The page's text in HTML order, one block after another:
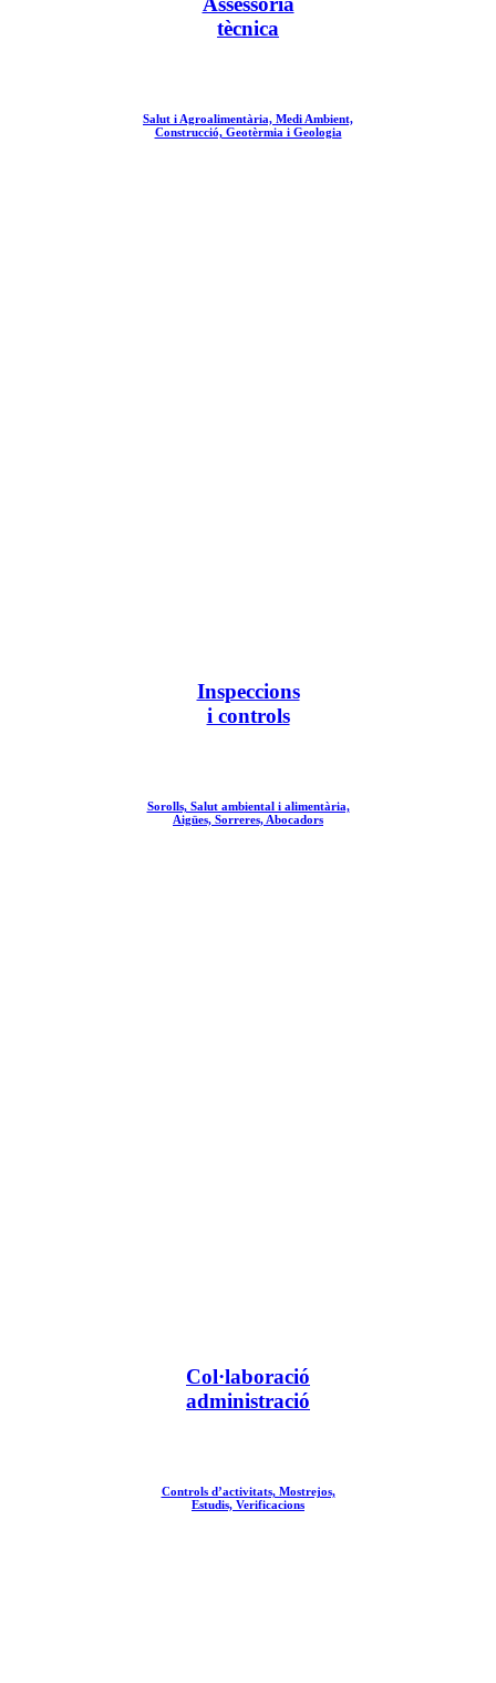
tècnica
Salut i Agroalimentària, Medi Ambient,
Construcció, Geotèrmia i Geologia
Inspeccions
i controls
Sorolls, Salut ambiental i alimentària,
Aigües, Sorreres, Abocadors
Col·laboració
administració
Controls d’activitats, Mostrejos,
Estudis, Verificacions